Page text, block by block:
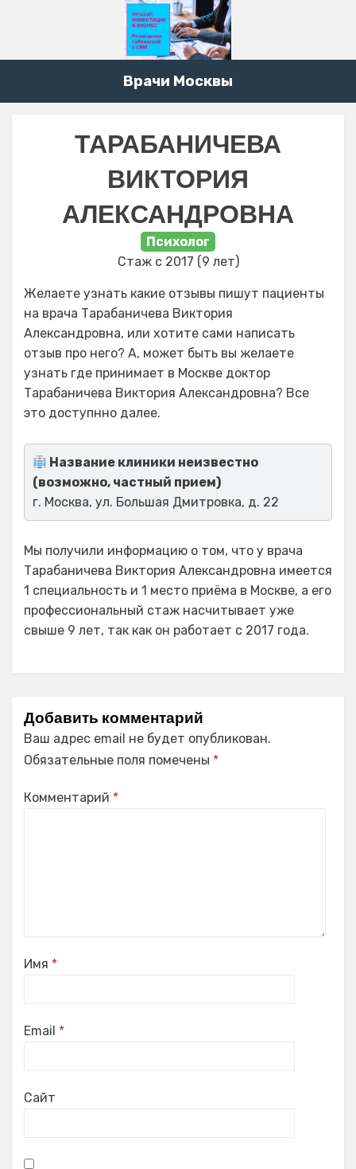
Врачи Москвы
ТАРАБАНИЧЕВА
ВИКТОРИЯ
АЛЕКСАНДРОВНА
Психолог
Стаж с 2017 (9 лет)
Желаете узнать какие отзывы пишут пациенты
на врача Тарабаничева Виктория
Александровна, или хотите сами написать
отзыв про него? А, может быть вы желаете
узнать где принимает в Москве доктор
Тарабаничева Виктория Александровна? Все
это доступнно далее.
Название клиники неизвестно
(возможно, частный прием)
г. Москва, ул. Большая Дмитровка, д. 22
Мы получили информацию о том, что у врача
Тарабаничева Виктория Александровна имеется
1 специальность и 1 место приёма в Москве, а его
профессиональный стаж насчитывает уже
свыше 9 лет, так как он работает с 2017 года.
Добавить комментарий
Ваш адрес email не будет опубликован.
Обязательные поля помечены *
Комментарий *
Имя *
Email *
Сайт